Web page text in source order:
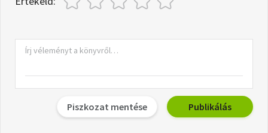
Piszkozat mentése Publikálás